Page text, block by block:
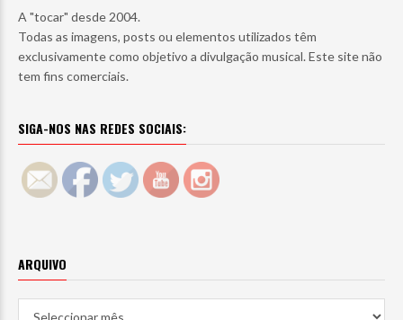
A "tocar" desde 2004.
Todas as imagens, posts ou elementos utilizados têm
exclusivamente como objetivo a divulgação musical. Este site não
tem fins comerciais.
SIGA-NOS NAS REDES SOCIAIS:
ARQUIVO